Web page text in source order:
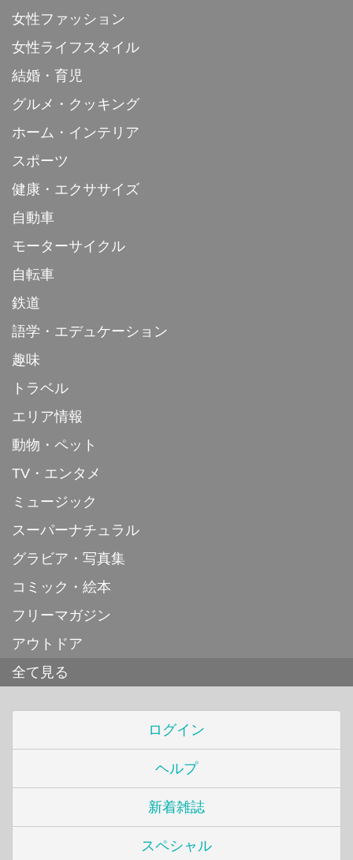
女性ファッション
女性ライフスタイル
結婚・育児
グルメ・クッキング
ホーム・インテリア
スポーツ
健康・エクササイズ
自動車
モーターサイクル
自転車
鉄道
語学・エデュケーション
趣味
トラベル
エリア情報
動物・ペット
TV・エンタメ
ミュージック
スーパーナチュラル
グラビア・写真集
コミック・絵本
フリーマガジン
アウトドア
全て見る
ログイン
ヘルプ
新着雑誌
スペシャル